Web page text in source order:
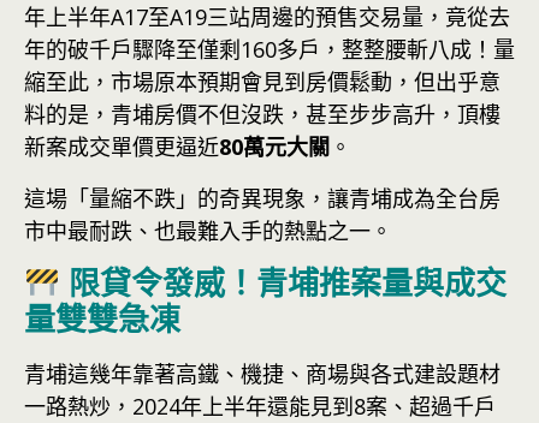
年上半年A17至A19三站周邊的預售交易量，竟從去
年的破千戶驟降至僅剩160多戶，整整腰斬八成！量
縮至此，市場原本預期會見到房價鬆動，但出乎意
料的是，青埔房價不但沒跌，甚至步步高升，頂樓
新案成交單價更逼近80萬元大關 。
這場「量縮不跌」的奇異現象，讓青埔成為全台房
市中最耐跌、也最難入手的熱點之一。
限貸令發威！青埔推案量與成交
量雙雙急凍
青埔這幾年靠著高鐵、機捷、商場與各式建設題材
一路熱炒，2024年上半年還能見到8案、超過千戶